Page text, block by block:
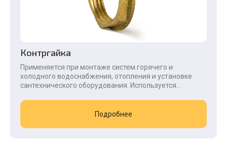
Контргайка
Применяется при монтаже систем горячего и
холодного водоснабжения, отопления и установке
сантехнического оборудования. Используется...
Подробнее